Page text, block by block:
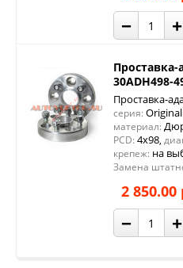
− +
30ADH498-
Проставка-
серия:
материал:
PCD: 4x98,
крепеж: на
Замена
2 850.00
− +